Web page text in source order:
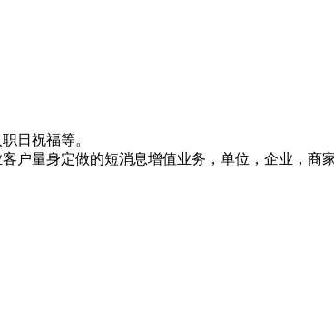
日祝福等。
户量身定做的短消息增值业务，单位，企业，商